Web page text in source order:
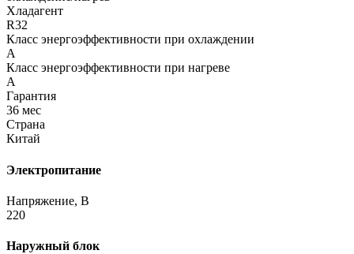
Хладагент
R32
Класс энергоэффективности при охлаждении
A
Класс энергоэффективности при нагреве
A
Гарантия
36 мес
Страна
Китай
Электропитание
Напряжение, В
220
Наружный блок